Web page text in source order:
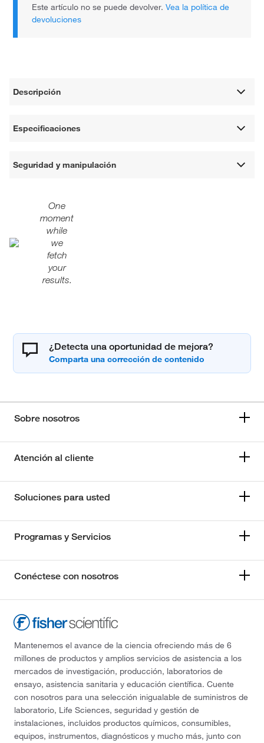
Este artículo no se puede devolver.Vea la política de
devoluciones
Descripción
Especificaciones
Seguridad y manipulación
One
moment
while
we
fetch
your
results.
¿Detecta una oportunidad de mejora?
Sobre nosotros
Atención al cliente
Soluciones para usted
Programas y Servicios
Conéctese con nosotros
Mantenemos el avance de la ciencia ofreciendo más de 6
millones de productos y amplios servicios de asistencia a los
mercados de investigación, producción, laboratorios de
ensayo, asistencia sanitaria y educación científica. Cuente
con nosotros para una selección inigualable de suministros de
laboratorio, Life Sciences, seguridad y gestión de
instalaciones, incluidos productos químicos, consumibles,
equipos, instrumentos, diagnósticos y mucho más, junto con